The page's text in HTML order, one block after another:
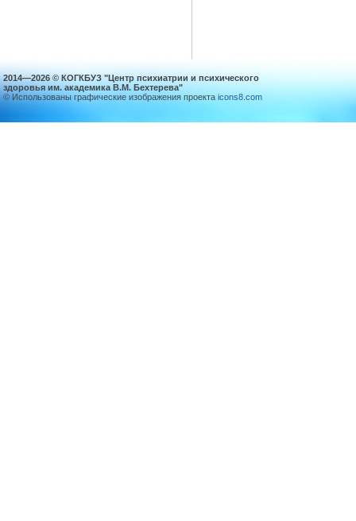
2014—2026 © КОГКБУЗ "Центр психиатрии и психического
здоровья им. академика В.М. Бехтерева"
© Использованы графические изображения проекта icons8.com